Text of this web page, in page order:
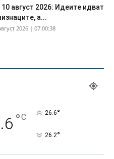
август 2026: Идеите идват
а...
2026 | 07:00:38
°C 26.6°
26.2°